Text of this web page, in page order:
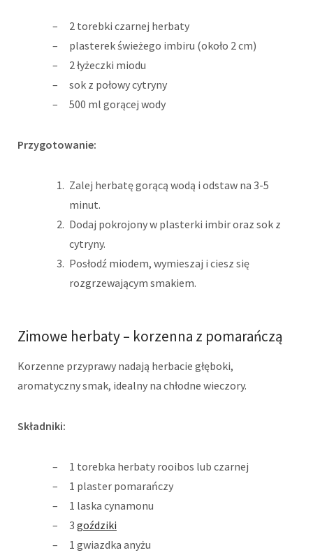
2 torebki czarnej herbaty
plasterek świeżego imbiru (około 2 cm)
2 łyżeczki miodu
sok z połowy cytryny
500 ml gorącej wody
Przygotowanie:
Zalej herbatę gorącą wodą i odstaw na 3-5
minut.
Dodaj pokrojony w plasterki imbir oraz sok z
cytryny.
Posłodź miodem, wymieszaj i ciesz się
rozgrzewającym smakiem.
Zimowe herbaty – korzenna z pomarańczą
Korzenne przyprawy nadają herbacie głęboki,
aromatyczny smak, idealny na chłodne wieczory.
Składniki:
1 torebka herbaty rooibos lub czarnej
1 plaster pomarańczy
1 laska cynamonu
3 goździki
1 gwiazdka anyżu